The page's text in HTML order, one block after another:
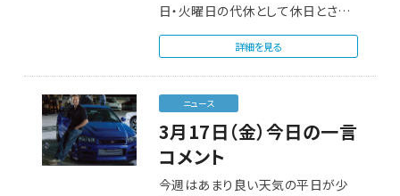
日・火曜日の代休として休日とさせ
て…
詳細を見る
ニュース
3月17日（金）今日の一言
コメント
今週はあまり良い天気の平日が少